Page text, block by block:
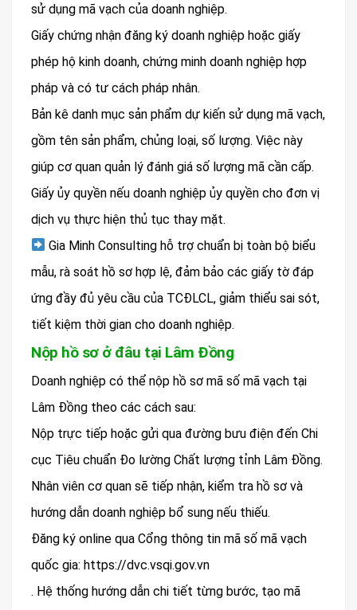
sử dụng mã vạch của doanh nghiệp.
Giấy chứng nhận đăng ký doanh nghiệp hoặc giấy
phép hộ kinh doanh, chứng minh doanh nghiệp hợp
pháp và có tư cách pháp nhân.
Bản kê danh mục sản phẩm dự kiến sử dụng mã vạch,
gồm tên sản phẩm, chủng loại, số lượng. Việc này
giúp cơ quan quản lý đánh giá số lượng mã cần cấp.
Giấy ủy quyền nếu doanh nghiệp ủy quyền cho đơn vị
dịch vụ thực hiện thủ tục thay mặt.
Gia Minh Consulting hỗ trợ chuẩn bị toàn bộ biểu
mẫu, rà soát hồ sơ hợp lệ, đảm bảo các giấy tờ đáp
ứng đầy đủ yêu cầu của TCĐLCL, giảm thiểu sai sót,
tiết kiệm thời gian cho doanh nghiệp.
Nộp hồ sơ ở đâu tại Lâm Đồng
Doanh nghiệp có thể nộp hồ sơ mã số mã vạch tại
Lâm Đồng theo các cách sau:
Nộp trực tiếp hoặc gửi qua đường bưu điện đến Chi
cục Tiêu chuẩn Đo lường Chất lượng tỉnh Lâm Đồng.
Nhân viên cơ quan sẽ tiếp nhận, kiểm tra hồ sơ và
hướng dẫn doanh nghiệp bổ sung nếu thiếu.
Đăng ký online qua Cổng thông tin mã số mã vạch
quốc gia: https://dvc.vsqi.gov.vn
. Hệ thống hướng dẫn chi tiết từng bước, tạo mã